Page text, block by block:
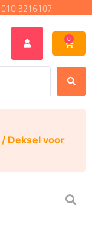
010 3216107
0
/ Deksel voor